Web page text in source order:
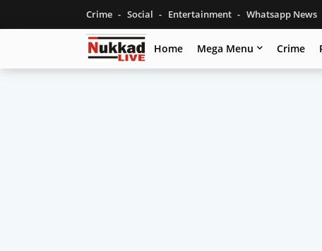
Crime Social Entertainment Whatsapp News
Home Mega Menu Crime